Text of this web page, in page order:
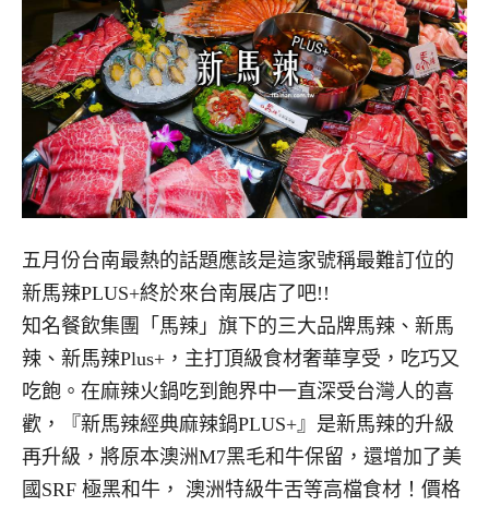
五月份台南最熱的話題應該是這家號稱最難訂位的
新馬辣PLUS+終於來台南展店了吧!!
知名餐飲集團「馬辣」旗下的三大品牌馬辣、新馬
辣、新馬辣Plus+，主打頂級食材奢華享受，吃巧又
吃飽。在麻辣火鍋吃到飽界中一直深受台灣人的喜
歡，『新馬辣經典麻辣鍋PLUS+』是新馬辣的升級
再升級，將原本澳洲M7黑毛和牛保留，還增加了美
國SRF 極黑和牛， 澳洲特級牛舌等高檔食材！價格